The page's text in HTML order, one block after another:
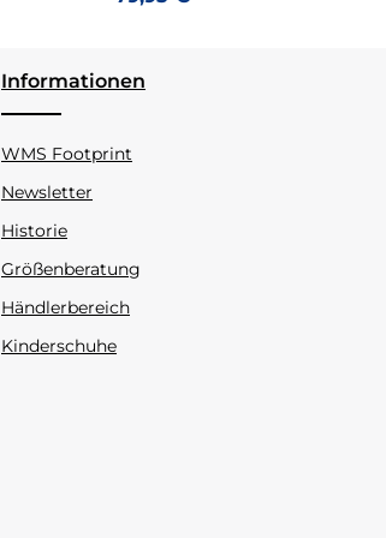
Informationen
WMS Footprint
Newsletter
Historie
Größenberatung
Händlerbereich
Kinderschuhe